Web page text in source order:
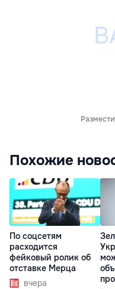
Похожие
По соцсетям
расходится
фейковый ролик об
отставке Мерца
вчера